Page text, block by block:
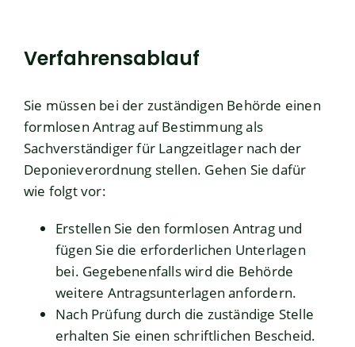
Verfahrensablauf
Sie müssen bei der zuständigen Behörde einen
formlosen Antrag auf Bestimmung als
Sachverständiger für Langzeitlager nach der
Deponieverordnung stellen. Gehen Sie dafür
wie folgt vor:
Erstellen Sie den formlosen Antrag und
fügen Sie die erforderlichen Unterlagen
bei. Gegebenenfalls wird die Behörde
weitere Antragsunterlagen anfordern.
Nach Prüfung durch die zuständige Stelle
erhalten Sie einen schriftlichen Bescheid.